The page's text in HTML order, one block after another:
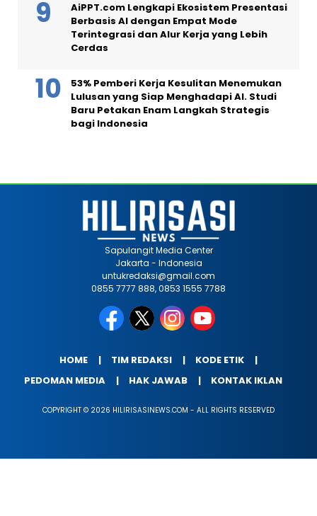
AiPPT.com Lengkapi Ekosistem Presentasi
Berbasis AI dengan Empat Mode
Terintegrasi dan Alur Kerja yang Lebih
Cerdas
53% Pemberi Kerja Kesulitan Menemukan
Lulusan yang Siap Menghadapi AI. Studi
Baru Petakan Enam Langkah Strategis
bagi Indonesia
Sapulangit Media Center
Jakarta - Indonesia
untukredaksi@gmail.com
0855 7777 888, 0853 1555 7788
HOME TIM REDAKSI
KODE ETIK
PEDOMAN MEDIA
HAK JAWAB KONTAK IKLAN
COPYRIGHT © 2026 HILIRISASINEWS.COM - ALL RIGHTS RESERVED